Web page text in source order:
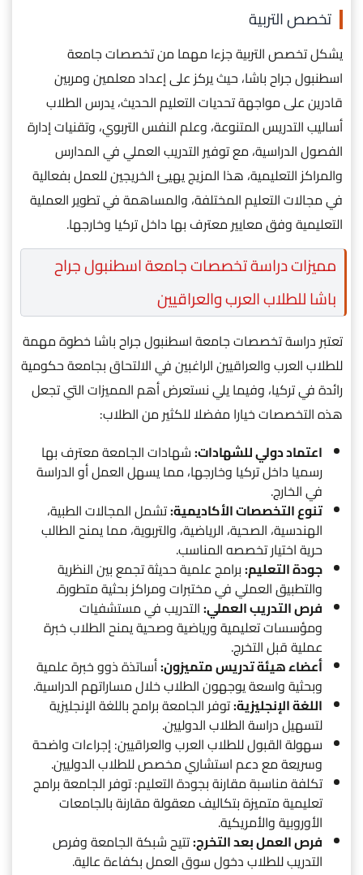
تخصص التربية
يشكل تخصص التربية جزءا مهما من تخصصات جامعة
اسطنبول جراح باشا، حيث يركز على إعداد معلمين ومربين
قادرين على مواجهة تحديات التعليم الحديث، يدرس الطلاب
أساليب التدريس المتنوعة، وعلم النفس التربوي، وتقنيات إدارة
الفصول الدراسية، مع توفير التدريب العملي في المدارس
والمراكز التعليمية، هذا المزيج يهيئ الخريجين للعمل بفعالية
في مجالات التعليم المختلفة، والمساهمة في تطوير العملية
التعليمية وفق معايير معترف بها داخل تركيا وخارجها.
مميزات دراسة تخصصات جامعة اسطنبول جراح
باشا للطلاب العرب والعراقيين
تعتبر دراسة تخصصات جامعة اسطنبول جراح باشا خطوة مهمة
للطلاب العرب والعراقيين الراغبين في الالتحاق بجامعة حكومية
رائدة في تركيا، وفيما يلي نستعرض أهم المميزات التي تجعل
هذه التخصصات خيارا مفضلا للكثير من الطلاب:
اعتماد دولي للشهادات:شهادات الجامعة معترف بها
رسميا داخل تركيا وخارجها، مما يسهل العمل أو الدراسة
في الخارج.
تنوع التخصصات الأكاديمية:تشمل المجالات الطبية،
الهندسية، الصحية، الرياضية، والتربوية، مما يمنح الطالب
حرية اختيار تخصصه المناسب.
جودة التعليم:برامج علمية حديثة تجمع بين النظرية
والتطبيق العملي في مختبرات ومراكز بحثية متطورة.
فرص التدريب العملي:التدريب في مستشفيات
ومؤسسات تعليمية ورياضية وصحية يمنح الطلاب خبرة
عملية قبل التخرج.
أعضاء هيئة تدريس متميزون:أساتذة ذوو خبرة علمية
وبحثية واسعة يوجهون الطلاب خلال مساراتهم الدراسية.
اللغة الإنجليزية:توفر الجامعة برامج باللغة الإنجليزية
لتسهيل دراسة الطلاب الدوليين.
سهولة القبول للطلاب العرب والعراقيين: إجراءات واضحة
وسريعة مع دعم استشاري مخصص للطلاب الدوليين.
تكلفة مناسبة مقارنة بجودة التعليم: توفر الجامعة برامج
تعليمية متميزة بتكاليف معقولة مقارنة بالجامعات
الأوروبية والأمريكية.
فرص العمل بعد التخرج:تتيح شبكة الجامعة وفرص
التدريب للطلاب دخول سوق العمل بكفاءة عالية.